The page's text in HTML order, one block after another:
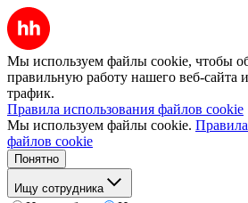
Мы используем файлы cookie, чтобы
правильную работу нашего веб-сайта
трафик.
Правила использования файлов cookie
Мы используем файлы cookie.
файлов cookie
Понятно
Ищу сотрудника